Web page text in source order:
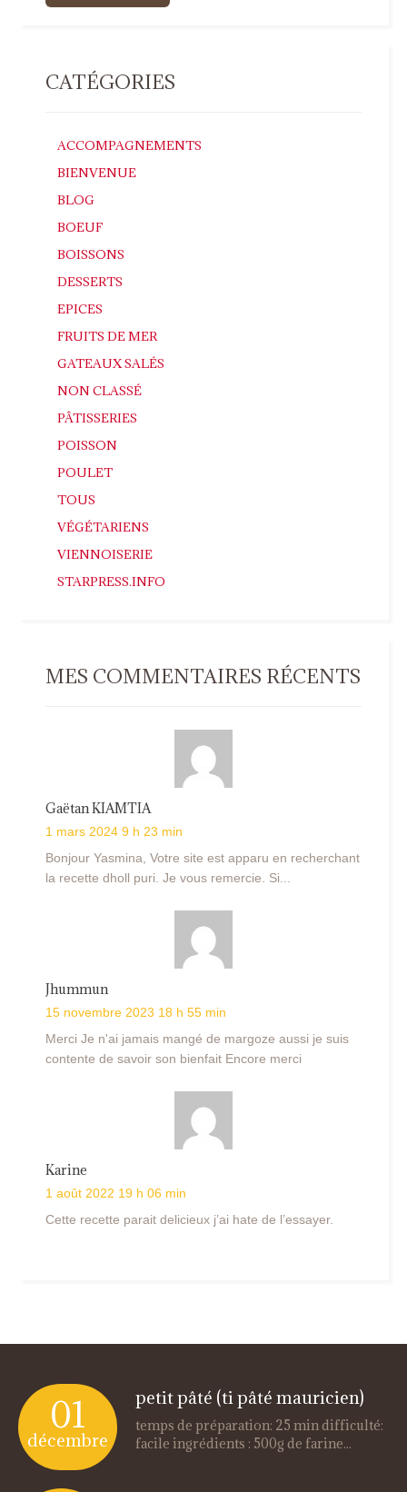
CATÉGORIES
ACCOMPAGNEMENTS
BIENVENUE
BLOG
BOEUF
BOISSONS
DESSERTS
EPICES
FRUITS DE MER
GATEAUX SALÉS
NON CLASSÉ
PÂTISSERIES
POISSON
POULET
TOUS
VÉGÉTARIENS
VIENNOISERIE
STARPRESS.INFO
MES COMMENTAIRES RÉCENTS
Gaëtan KIAMTIA
1 mars 2024 9 h 23 min
Bonjour Yasmina, Votre site est apparu en recherchant
la recette dholl puri. Je vous remercie. Si...
Jhummun
15 novembre 2023 18 h 55 min
Merci Je n'ai jamais mangé de margoze aussi je suis
contente de savoir son bienfait Encore merci
Karine
1 août 2022 19 h 06 min
Cette recette parait delicieux j’ai hate de l’essayer.
01
décembre
petit pâté (ti pâté mauricien)
temps de préparation: 25 min difficulté:
facile ingrédients : 500g de farine...